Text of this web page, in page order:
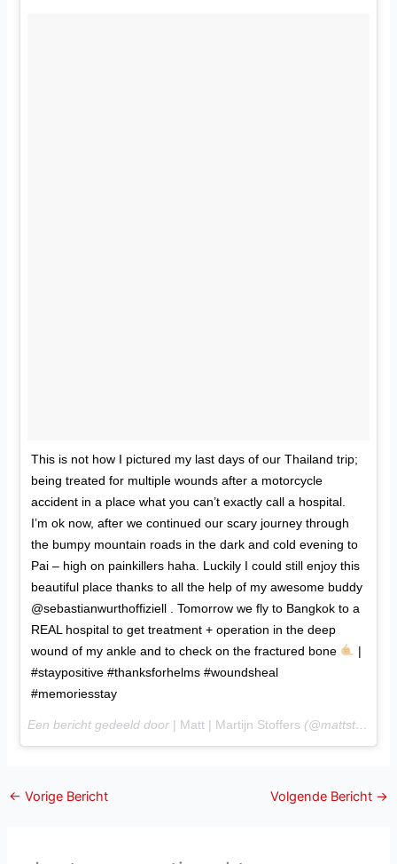
This is not how I pictured my last days of our Thailand trip;
being treated for multiple wounds after a motorcycle
accident in a place what you can’t exactly call a hospital.
I’m ok now, after we continued our scary journey through
the bumpy mountain roads in the dark and cold evening to
Pai – high on painkillers haha. Luckily I could still enjoy this
beautiful place thanks to all the help of my awesome buddy
@sebastianwurthoffiziell . Tomorrow we fly to Bangkok to a
REAL hospital to get treatment + operation in the deep
wound of my ankle and to check on the fractured bone
|
#staypositive #thanksforhelms #woundsheal
#memoriesstay
Een bericht gedeeld door | Matt | Martijn Stoffers (@mattstoffers) op
← Vorige Bericht Volgende Bericht →